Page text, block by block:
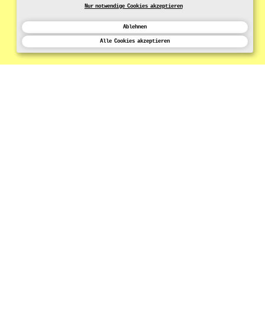
Nur notwendige Cookies akzeptieren
Ablehnen
Alle Cookies akzeptieren